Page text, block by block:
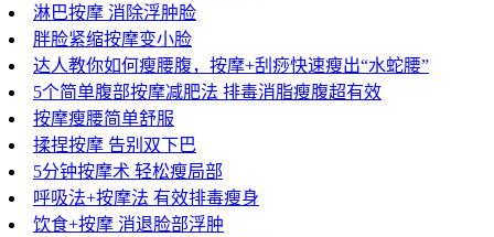
淋巴按摩 消除浮肿脸
胖脸紧缩按摩变小脸
达人教你如何瘦腰腹，按摩+刮痧快速瘦出“水蛇腰”
5个简单腹部按摩减肥法 排毒消脂瘦腹超有效
按摩瘦腰简单舒服
揉捏按摩 告别双下巴
5分钟按摩术 轻松瘦局部
呼吸法+按摩法 有效排毒瘦身
饮食+按摩 消退脸部浮肿